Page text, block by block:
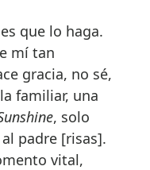
que lo haga.
mí tan
gracia, no sé,
familiar, una
, solo
padre [risas].
vital,